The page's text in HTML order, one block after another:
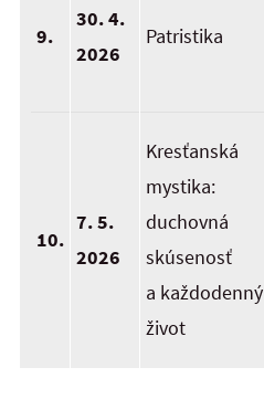
9.
30. 4.
2026
Patristika
10.
7. 5.
2026
Kresťanská
mystika:
duchovná
skúsenosť
a každodenný
život